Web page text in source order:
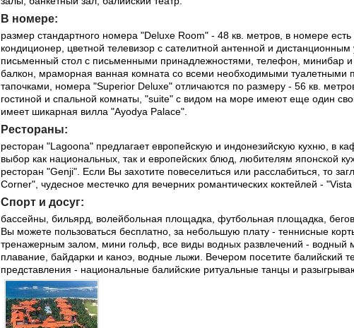
В номере:
размер стандартного номера "Deluxe Room" - 48 кв. метров, в номере
кондиционер, цветной телевизор с сателитной антенной и
письменный стол с письменными принадлежностями, телефон, минибар
балкон, мраморная ванная комната со всеми необходимыми туалетными
тапочками, номера "Superior Deluxe" отличаются по размеру - 56 кв.
гостиной и спальной комнаты, "suite" с видом на море имеют еще один
имеет шикарная вилла "Ayodya Palace".
Рестораны:
ресторан "Lagoona" предлагает европейскую и индонезийскую кухню, в
выбор как национальных, так и европейских блюд, любителям японской
ресторан "Genji". Если Вы захотите повеселиться или расслабиться, то
Corner", чудесное местечко для вечерних романтических коктейлей - "Vista
Спорт и досуг:
бассейны, бильярд, волейбольная площадка, футбольная площадка,
Вы можете пользоваться бесплатно, за небольшую плату - теннисные
тренажерным залом, мини гольф, все виды водных развлечений - водный
плавание, байдарки и каноэ, водные лыжи. Вечером посетите балийский
представления - национальные балийские ритуальные танцы и